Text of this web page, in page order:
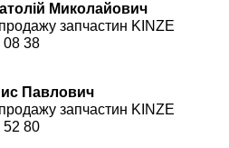
Миколайович
запчастин KINZE
08 38
Павлович
запчастин KINZE
52 80